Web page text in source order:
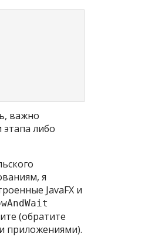
важно
либо
я
JavaFX и
(обратите
приложениями).